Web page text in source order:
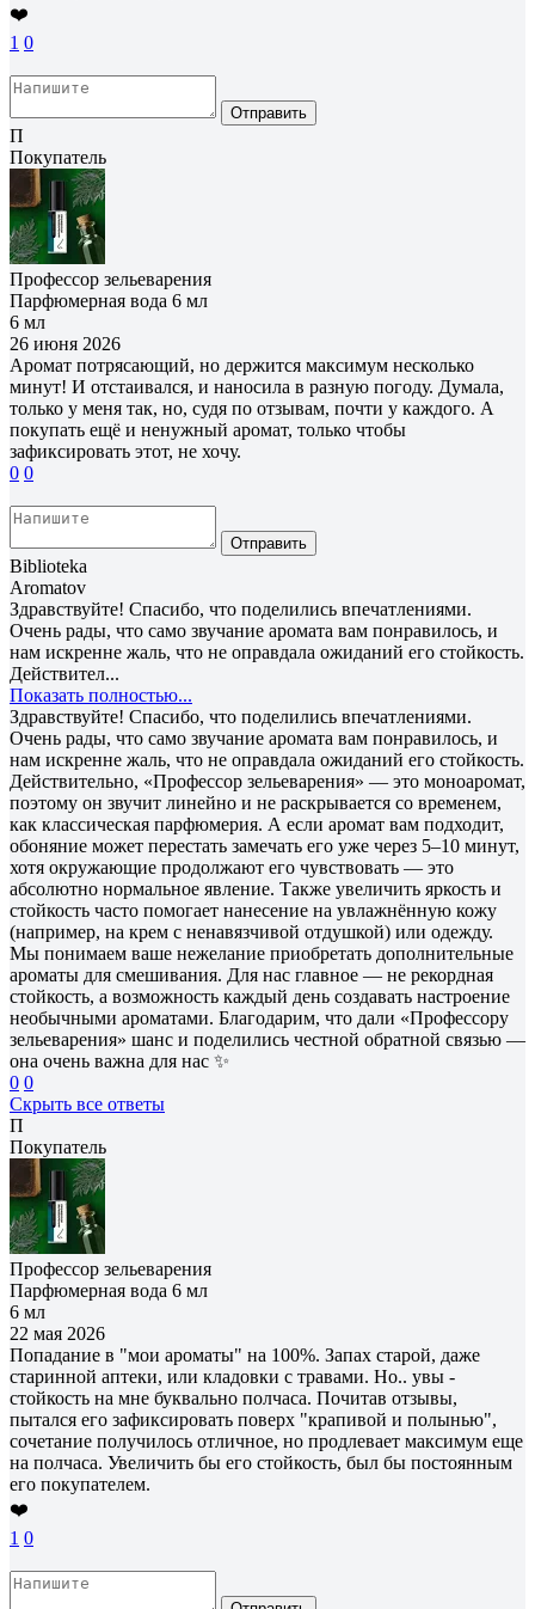
❤️
1 0
Отправить
П
Покупатель
Профессор зельеварения
Парфюмерная вода 6 мл
6 мл
26 июня 2026
Аромат потрясающий, но держится максимум несколько
минут! И отстаивался, и наносила в разную погоду. Думала,
только у меня так, но, судя по отзывам, почти у каждого. А
покупать ещё и ненужный аромат, только чтобы
зафиксировать этот, не хочу.
0 0
Отправить
Biblioteka
Aromatov
Здравствуйте! Спасибо, что поделились впечатлениями.
Очень рады, что само звучание аромата вам понравилось, и
нам искренне жаль, что не оправдала ожиданий его стойкость.
Действител...
Показать полностью...
Здравствуйте! Спасибо, что поделились впечатлениями.
Очень рады, что само звучание аромата вам понравилось, и
нам искренне жаль, что не оправдала ожиданий его стойкость.
Действительно, «Профессор зельеварения» — это моноаромат,
поэтому он звучит линейно и не раскрывается со временем,
как классическая парфюмерия. А если аромат вам подходит,
обоняние может перестать замечать его уже через 5–10 минут,
хотя окружающие продолжают его чувствовать — это
абсолютно нормальное явление. Также увеличить яркость и
стойкость часто помогает нанесение на увлажнённую кожу
(например, на крем с ненавязчивой отдушкой) или одежду.
Мы понимаем ваше нежелание приобретать дополнительные
ароматы для смешивания. Для нас главное — не рекордная
стойкость, а возможность каждый день создавать настроение
необычными ароматами. Благодарим, что дали «Профессору
зельеварения» шанс и поделились честной обратной связью —
она очень важна для нас ✨
0 0
Скрыть все ответы
П
Покупатель
Профессор зельеварения
Парфюмерная вода 6 мл
6 мл
22 мая 2026
Попадание в "мои ароматы" на 100%. Запах старой, даже
старинной аптеки, или кладовки с травами. Но.. увы -
стойкость на мне буквально полчаса. Почитав отзывы,
пытался его зафиксировать поверх "крапивой и полынью",
сочетание получилось отличное, но продлевает максимум еще
на полчаса. Увеличить бы его стойкость, был бы постоянным
его покупателем.
❤️
1 0